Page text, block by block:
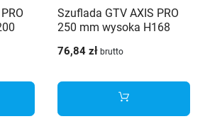
Szuflada GTV AXIS PRO
250 mm wysoka H168
KPL250C
76,84 zł brutto